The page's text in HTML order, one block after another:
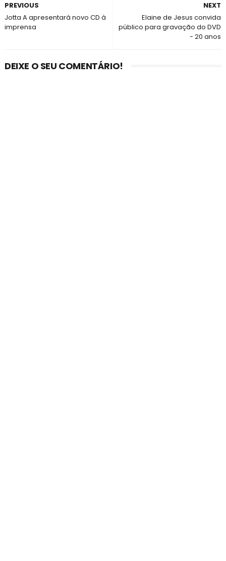
NEXT
Elaine de Jesus convida
público para gravação do DVD
- 20 anos
PREVIOUS
Jotta A apresentará novo CD à
imprensa
DEIXE O SEU COMENTÁRIO!